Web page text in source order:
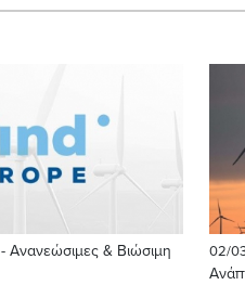
- Ανανεώσιμες & Βιώσιμη
02/